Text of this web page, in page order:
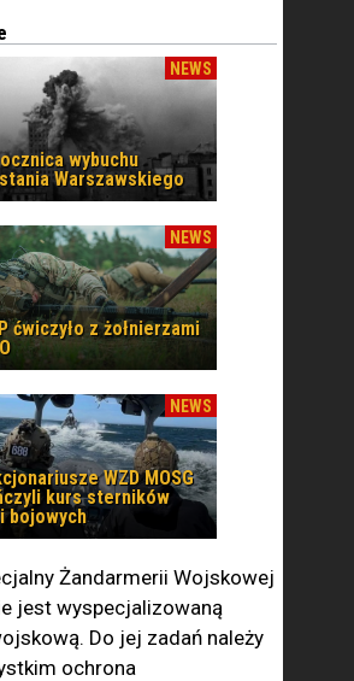
NEWS
wybuchu
Warszawskiego
NEWS
ćwiczyło z żołnierzami
NEWS
WZD MOSG
kurs sterników
bojowych
Żandarmerii Wojskowej
jest wyspecjalizowaną
Do jej zadań należy
ochrona